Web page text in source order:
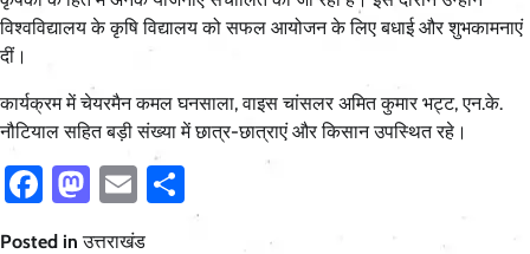
विश्वविद्यालय के कृषि विद्यालय को सफल आयोजन के लिए बधाई और शुभकामनाएं
दीं।
कार्यक्रम में चेयरमैन कमल घनसाला, वाइस चांसलर अमित कुमार भट्ट, एन.के.
नौटियाल सहित बड़ी संख्या में छात्र-छात्राएं और किसान उपस्थित रहे।
Facebook
Mastodon
Email
Posted inउत्तराखंड